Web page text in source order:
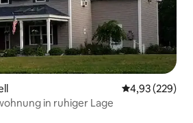
4,93 (229)
in ruhiger Lage